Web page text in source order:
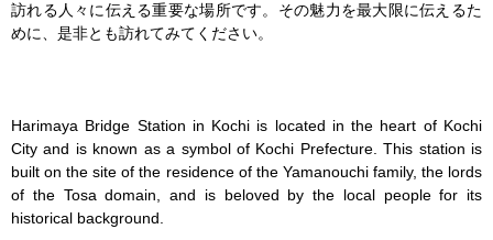
訪れる人々に伝える重要な場所です。その魅力を最大限に伝えるた
めに、是非とも訪れてみてください。
Harimaya Bridge Station in Kochi is located in the heart of Kochi
City and is known as a symbol of Kochi Prefecture. This station is
built on the site of the residence of the Yamanouchi family, the lords
of the Tosa domain, and is beloved by the local people for its
historical background.